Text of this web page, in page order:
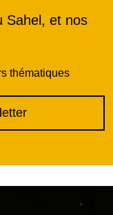
Sahel, et nos
thématiques